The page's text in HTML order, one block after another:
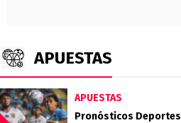
APUESTAS
APUESTAS
Pronósticos Deportes